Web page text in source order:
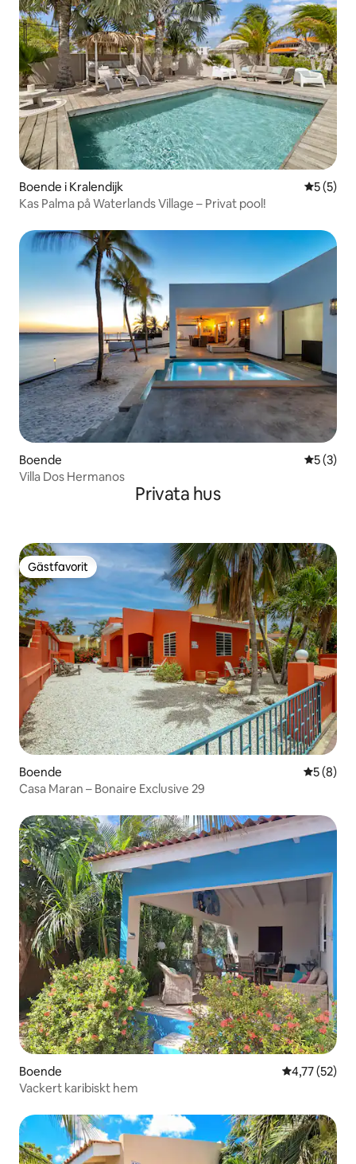
Boende i Kralendijk 5 av 5 i
5 (5)
Kas Palma på Waterlands Village – Privat pool!
Boende 5 av 5 i
5 (3)
Villa Dos Hermanos
Privata hus
Gästfavorit
Gästfavorit
Boende 5 av 5 i
5 (8)
Casa Maran – Bonaire Exclusive 29
Boende 4,77 av 5 i
4,77 (52)
Vackert karibiskt hem